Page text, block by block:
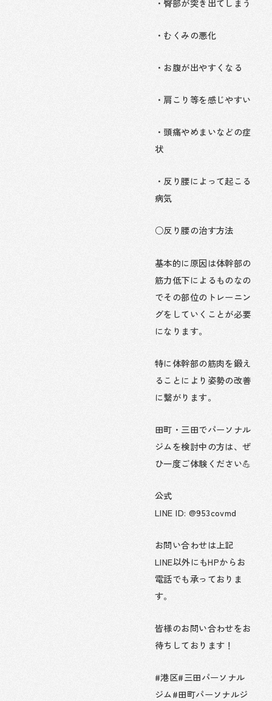
・臀部が突き出てしまう
・むくみの悪化
・お腹が出やすくなる
・肩こり等を感じやすい
・頭痛やめまいなどの症
状
・反り腰によって起こる
病気
○反り腰の治す方法
基本的に原因は体幹部の
筋力低下によるものなの
でその部位のトレーニン
グをしていくことが必要
になります。
特に体幹部の筋肉を鍛え
ることにより姿勢の改善
に繋がります。
田町・三田でパーソナル
ジムを検討中の方は、ぜ
ひ一度ご体験ください💪
公式
LINE ID: @953covmd
お問い合わせは上記
LINE以外にもHPからお
電話でも承っておりま
す。
皆様のお問い合わせをお
待ちしております！
#港区#三田パーソナル
ジム#田町パーソナルジ